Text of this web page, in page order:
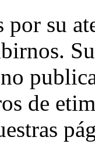
por su
de